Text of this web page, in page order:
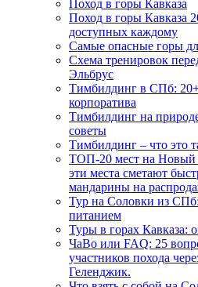
Поход в горы Кавказа
Поход в горы Кавказа
доступных каждому
Самые опасные горы
Схема тренировок
Эльбрус
Тимбилдинг в СПб:
корпоратива
Тимбилдинг на
советы
Тимбилдинг – что это
ТОП-20 мест на Новый
эти места сметают
мандарины на
Тур на Соловки из
питанием
Туры в горах Кавказа:
ЧаВо или FAQ: 25
участников похода
Геленджик.